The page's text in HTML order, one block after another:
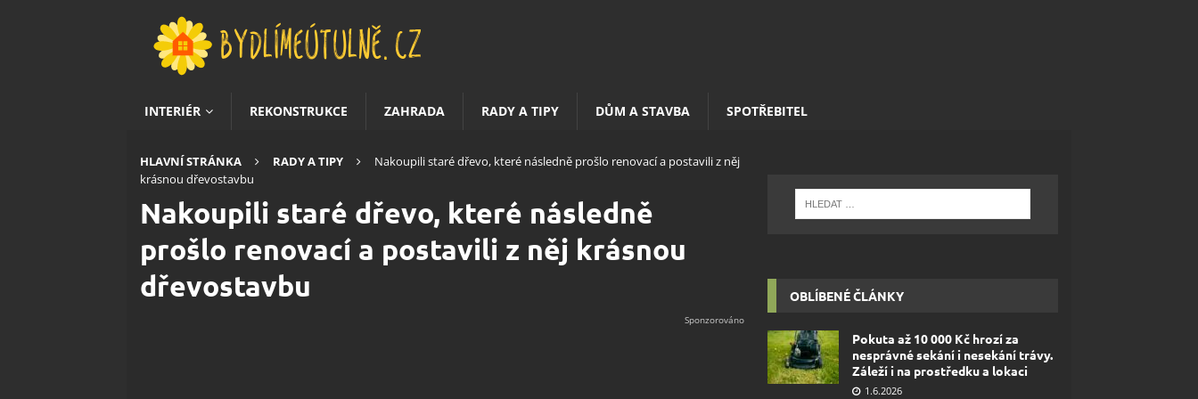
INTERIÉR REKONSTRUKCE ZAHRADA RADY A TIPY DŮM A STAVBA SPOTŘEBITEL
HLAVNÍ STRÁNKA RADY A TIPY
Nakoupili staré dřevo, které následně prošlo renovací a postavili z něj
krásnou dřevostavbu
Nakoupili staré dřevo, které následně
prošlo renovací a postavili z něj krásnou
dřevostavbu
OBLÍBENÉ ČLÁNKY
Pokuta až 10 000 Kč hrozí za
nesprávné sekání i nesekání trávy.
Záleží i na prostředku a lokaci
1.6.2026